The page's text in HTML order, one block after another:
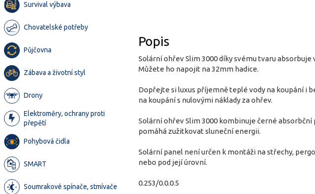
Survival výbava
Chovatelské potřeby
Půjčovna
Zábava a životní styl
Drony
Elektroměry, ochrany proti
přepětí
Pohybová čidla
SMART
Soumrakové spínače, stmívače
Popis
Solární ohřev Slim 3000 díky svému tvaru
Můžete ho napojit na 32mm hadice.
Dopřejte si luxus příjemně teplé vody na koupání i
na koupání s nulovými náklady za ohřev.
Solární ohřev Slim 3000 kombinuje černé
pomáhá zužitkovat sluneční energii.
Solární panel není určen k montáži na střechy,
nebo pod její úrovní.
0.253/0.0.0.5